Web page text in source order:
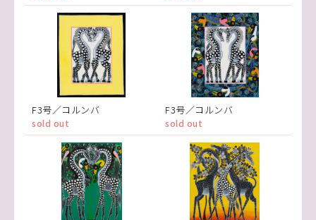
F3号／コルンバ
sold out
F3号／コルンバ
sold out